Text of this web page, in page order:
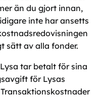
än du gjort innan,
inte har ansetts
sätt av alla fonder.
tar betalt för sina
för Lysas